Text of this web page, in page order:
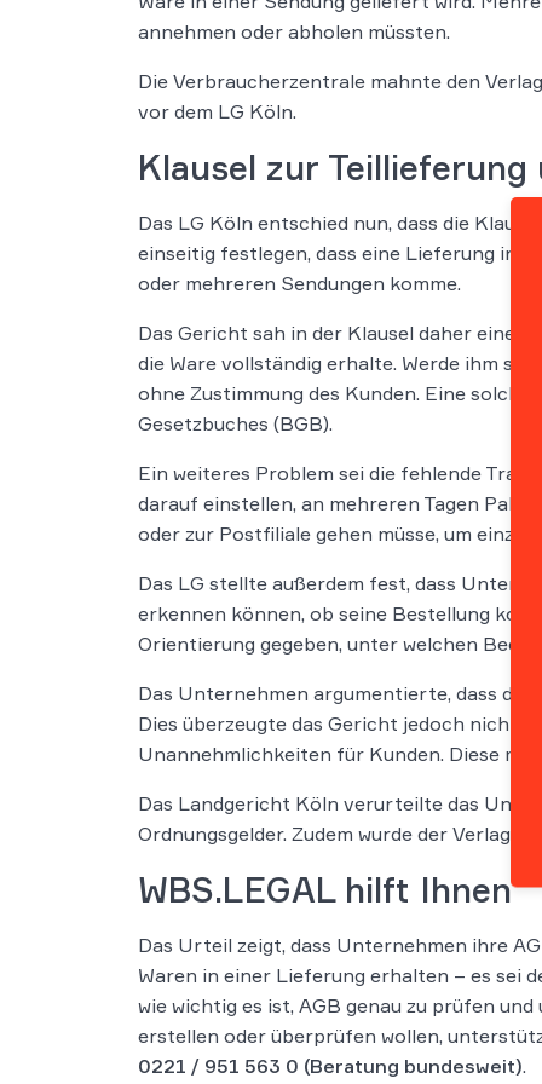
annehmen oder abholen müssten.
Die Verbraucherzentrale mahnte den
vor dem LG Köln.
Klausel zur Teillieferung
Das LG Köln entschied nun, dass die
einseitig festlegen, dass eine Lieferung in
oder mehreren Sendungen komme.
Das Gericht sah in der Klausel daher eine
die Ware vollständig erhalte. Werde ihm
ohne Zustimmung des Kunden. Eine
Gesetzbuches (BGB).
Ein weiteres Problem sei die fehlende
darauf einstellen, an mehreren Tagen
oder zur Postfiliale gehen müsse, um
Das LG stellte außerdem fest, dass
erkennen können, ob seine Bestellung
Orientierung gegeben, unter welchen
Das Unternehmen argumentierte, dass die
Dies überzeugte das Gericht jedoch nicht.
Unannehmlichkeiten für Kunden. Diese
Das Landgericht Köln verurteilte das
Ordnungsgelder. Zudem wurde der Verlag
WBS.LEGAL hilft Ihnen
Das Urteil zeigt, dass Unternehmen ihre
Waren in einer Lieferung erhalten – es sei
wie wichtig es ist, AGB genau zu prüfen
erstellen oder überprüfen wollen,
0221 / 951 563 0 (Beratung bundesweit).